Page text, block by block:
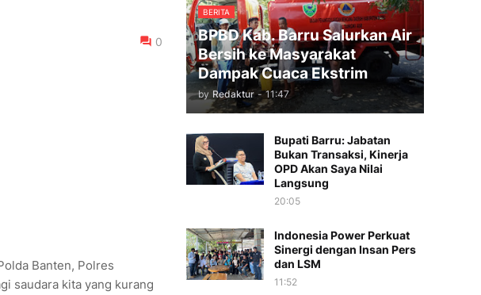
0
Banten, Polres
saudara kita yang kurang
BERITA
BPBD Kab. Barru Salurkan Air
Bersih ke Masyarakat
Dampak Cuaca Ekstrim
by Redaktur - 11:47
Bupati Barru: Jabatan
Bukan Transaksi, Kinerja
OPD Akan Saya Nilai
Langsung
20:05
Indonesia Power Perkuat
Sinergi dengan Insan Pers
dan LSM
11:52